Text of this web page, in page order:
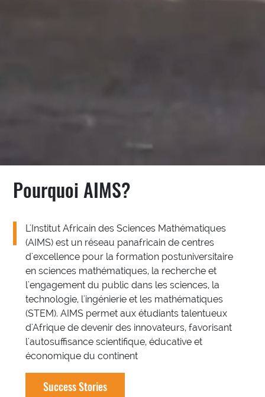
Pourquoi AIMS?
L'Institut Africain des Sciences Mathématiques
(AIMS) est un réseau panafricain de centres
d'excellence pour la formation postuniversitaire
en sciences mathématiques, la recherche et
l'engagement du public dans les sciences, la
technologie, l'ingénierie et les mathématiques
(STEM). AIMS permet aux étudiants talentueux
d'Afrique de devenir des innovateurs, favorisant
l'autosuffisance scientifique, éducative et
économique du continent
Success Stories